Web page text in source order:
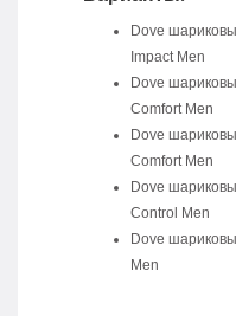
Dove
Impact Men
Dove
Comfort Men
Dove
Comfort Men
Dove
Control Men
Dove
Men